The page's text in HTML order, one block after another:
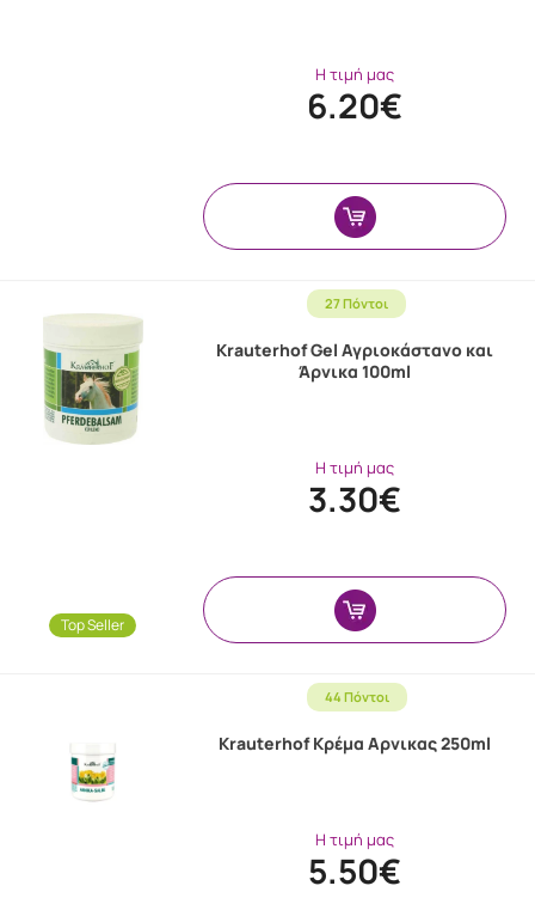
Η τιμή μας
6.20€
27 Πόντοι
Top Seller
Krauterhof Gel Αγριοκάστανο και
Άρνικα 100ml
Η τιμή μας
3.30€
44 Πόντοι
Krauterhof Κρέμα Αρνικας 250ml
Η τιμή μας
5.50€